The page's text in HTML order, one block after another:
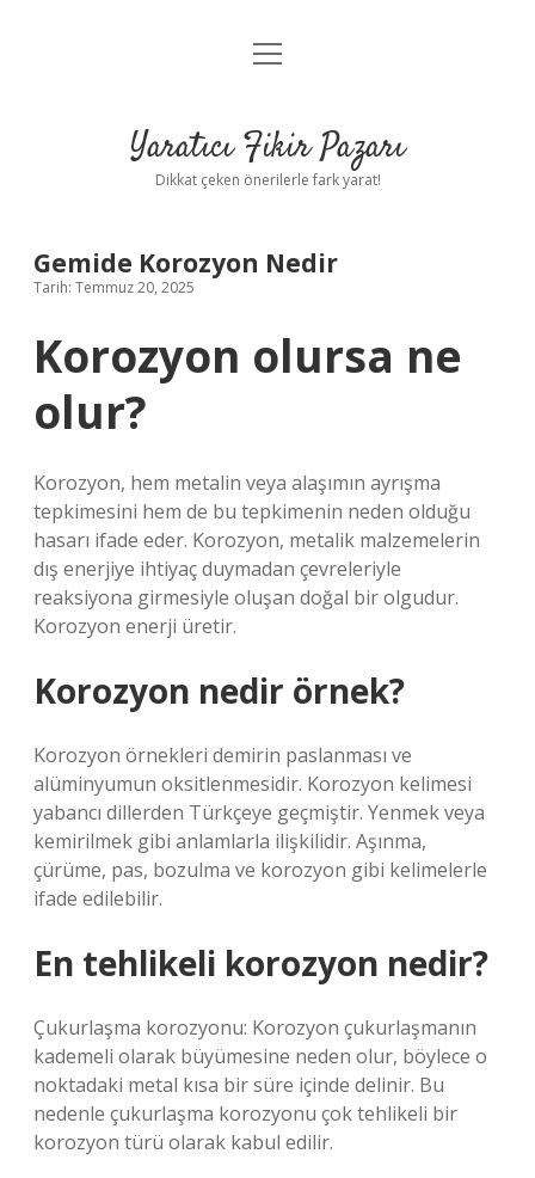
Anasayfa
Yasal Uyarı
menüyü
Yaratıcı Fikir Pazarı
Dikkat çeken önerilerle fark yarat!
Gemide Korozyon Nedir
Tarih: Temmuz 20, 2025
Korozyon olursa ne
olur?
Korozyon, hem metalin veya alaşımın ayrışma
tepkimesini hem de bu tepkimenin neden olduğu
hasarı ifade eder. Korozyon, metalik malzemelerin
dış enerjiye ihtiyaç duymadan çevreleriyle
reaksiyona girmesiyle oluşan doğal bir olgudur.
Korozyon enerji üretir.
Korozyon nedir örnek?
Korozyon örnekleri demirin paslanması ve
alüminyumun oksitlenmesidir. Korozyon kelimesi
yabancı dillerden Türkçeye geçmiştir. Yenmek veya
kemirilmek gibi anlamlarla ilişkilidir. Aşınma,
çürüme, pas, bozulma ve korozyon gibi kelimelerle
ifade edilebilir.
En tehlikeli korozyon nedir?
Çukurlaşma korozyonu: Korozyon çukurlaşmanın
kademeli olarak büyümesine neden olur, böylece o
noktadaki metal kısa bir süre içinde delinir. Bu
nedenle çukurlaşma korozyonu çok tehlikeli bir
korozyon türü olarak kabul edilir.